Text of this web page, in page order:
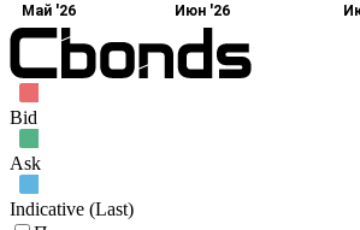
Bid